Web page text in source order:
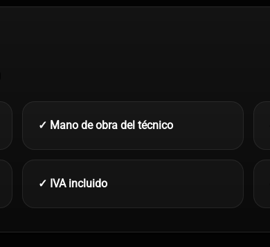
✓ Mano de obra del técnico
✓ IVA incluido